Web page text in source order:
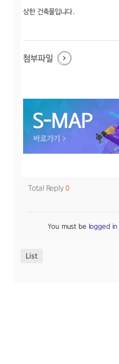
상한 건축물입니다.
첨부파일
Total Reply 0
You must be logged in
List